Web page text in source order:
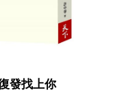
發找上你